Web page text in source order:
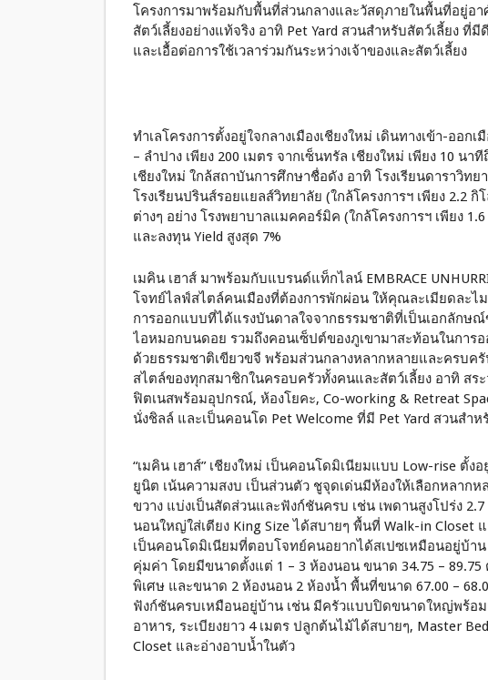
โครงการมาพร้อมกับพื้นที่ส่วนกลางและวัสดุภายในพื้นที่อยู่อ
สัตว์เลี้ยงอย่างแท้จริง อาทิ Pet Yard สวนสำหรับสัตว์เลี้ยง
และเอื้อต่อการใช้เวลาร่วมกันระหว่างเจ้าของและสัตว์เลี้ยง
ทำเลโครงการตั้งอยู่ใจกลางเมืองเชียงใหม่ เดินทางเข้า-ออก
– ลำปาง เพียง 200 เมตร จากเซ็นทรัล เชียงใหม่ เพียง 10 น
เชียงใหม่ ใกล้สถาบันการศึกษาชื่อดัง อาทิ โรงเรียนดาราวิทย
โรงเรียนปรินส์รอยแยลส์วิทยาลัย (ใกล้โครงการฯ เพียง 2.2
ต่างๆ อย่าง โรงพยาบาลแมคคอร์มิค (ใกล้โครงการฯ เพียง
และลงทุน Yield สูงสุด 7%
เมคิน เฮาส์ มาพร้อมกับแบรนด์แท็กไลน์ EMBRACE
โจทย์ไลฟ์สไตล์คนเมืองที่ต้องการพักผ่อน ให้คุณละเมียดละ
การออกแบบที่ได้แรงบันดาลใจจากธรรมชาติที่เป็นเอกลักษณ์
ไอหมอกบนดอย รวมถึงคอนเซ็ปต์ของภูเขามาสะท้อนในการ
ด้วยธรรมชาติเขียวขจี พร้อมส่วนกลางหลากหลายและครบค
สไตล์ของทุกสมาชิกในครอบครัวทั้งคนและสัตว์เลี้ยง อาทิ สร
ฟิตเนสพร้อมอุปกรณ์, ห้องโยคะ, Co-working & Retreat
นั่งชิลล์ และเป็นคอนโด Pet Welcome ที่มี Pet Yard สวนสำห
“เมคิน เฮาส์” เชียงใหม่ เป็นคอนโดมิเนียมแบบ Low-rise ตั้
ยูนิต เน้นความสงบ เป็นส่วนตัว ชูจุดเด่นมีห้องให้เลือกหลาก
ขวาง แบ่งเป็นสัดส่วนและฟังก์ชันครบ เช่น เพดานสูงโปร่ง
นอนใหญ่ใส่เตียง King Size ได้สบายๆ พื้นที่ Walk-in Closet
เป็นคอนโดมิเนียมที่ตอบโจทย์คนอยากได้สเปซเหมือนอยู่บ้า
คุ่มค่า โดยมีขนาดตั้งแต่ 1 – 3 ห้องนอน ขนาด 34.75 – 89.75
พิเศษ และขนาด 2 ห้องนอน 2 ห้องน้ำ พื้นที่ขนาด 67.00 –
ฟังก์ชันครบเหมือนอยู่บ้าน เช่น มีครัวแบบปิดขนาดใหญ่พร้อม
อาหาร, ระเบียงยาว 4 เมตร ปลูกต้นไม้ได้สบายๆ, Master
Closet และอ่างอาบน้ำในตัว